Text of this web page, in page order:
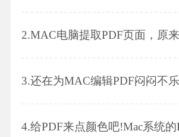
2.MAC电脑提取PDF页面，原
3.还在为MAC编辑PDF闷闷不乐吗？PDF添加超链接小
4.给PDF来点颜色吧!Mac系统的